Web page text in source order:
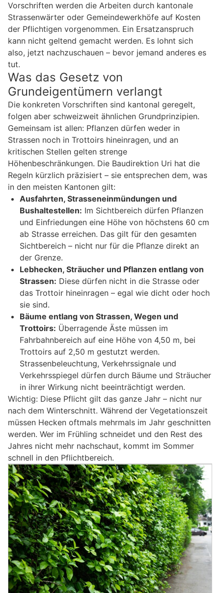
Vorschriften werden die Arbeiten durch kantonale
Strassenwärter oder Gemeindewerkhöfe auf Kosten
der Pflichtigen vorgenommen. Ein Ersatzanspruch
kann nicht geltend gemacht werden. Es lohnt sich
also, jetzt nachzuschauen – bevor jemand anderes es
tut.
Was das Gesetz von
Grundeigentümern verlangt
Die konkreten Vorschriften sind kantonal geregelt,
folgen aber schweizweit ähnlichen Grundprinzipien.
Gemeinsam ist allen: Pflanzen dürfen weder in
Strassen noch in Trottoirs hineinragen, und an
kritischen Stellen gelten strenge
Höhenbeschränkungen. Die Baudirektion Uri hat die
Regeln kürzlich präzisiert – sie entsprechen dem, was
in den meisten Kantonen gilt:
Ausfahrten, Strasseneinmündungen und
Bushaltestellen: Im Sichtbereich dürfen Pflanzen
und Einfriedungen eine Höhe von höchstens 60 cm
ab Strasse erreichen. Das gilt für den gesamten
Sichtbereich – nicht nur für die Pflanze direkt an
der Grenze.
Lebhecken, Sträucher und Pflanzen entlang von
Strassen: Diese dürfen nicht in die Strasse oder
das Trottoir hineinragen – egal wie dicht oder hoch
sie sind.
Bäume entlang von Strassen, Wegen und
Trottoirs: Überragende Äste müssen im
Fahrbahnbereich auf eine Höhe von 4,50 m, bei
Trottoirs auf 2,50 m gestutzt werden.
Strassenbeleuchtung, Verkehrssignale und
Verkehrsspiegel dürfen durch Bäume und Sträucher
in ihrer Wirkung nicht beeinträchtigt werden.
Wichtig: Diese Pflicht gilt das ganze Jahr – nicht nur
nach dem Winterschnitt. Während der Vegetationszeit
müssen Hecken oftmals mehrmals im Jahr geschnitten
werden. Wer im Frühling schneidet und den Rest des
Jahres nicht mehr nachschaut, kommt im Sommer
schnell in den Pflichtbereich.